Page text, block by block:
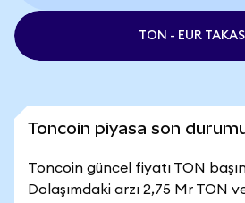
TON - EUR
Toncoin piyasa son
Toncoin güncel fiyatı TON
Dolaşımdaki arzı 2,75 Mr TON